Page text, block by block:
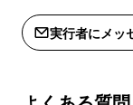
実行者にメッ